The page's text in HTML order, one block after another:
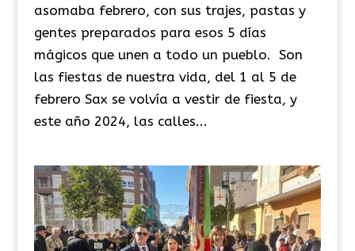
asomaba febrero, con sus trajes, pastas y
gentes preparados para esos 5 días
mágicos que unen a todo un pueblo. Son
las fiestas de nuestra vida, del 1 al 5 de
febrero Sax se volvía a vestir de fiesta, y
este año 2024, las calles...